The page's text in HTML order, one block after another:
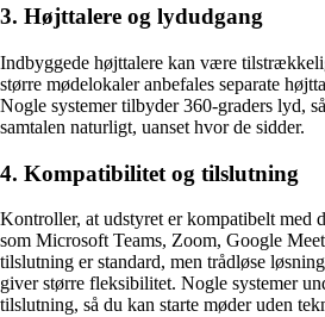
3. Højttalere og lydudgang
Indbyggede højttalere kan være
større mødelokaler anbefales separate
Nogle systemer tilbyder 360-graders lyd,
samtalen naturligt, uanset hvor de sidder.
4. Kompatibilitet og tilslutning
Kontroller, at udstyret er kompatibelt med
som Microsoft Teams, Zoom, Google
tilslutning er standard, men trådløse
giver større fleksibilitet. Nogle systemer
tilslutning, så du kan starte møder uden